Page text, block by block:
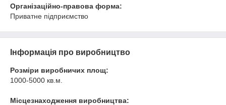
Організаційно-правова форма:
Приватне підприємство
Інформація про виробництво
Розміри виробничих площ:
1000-5000 кв.м.
Місцезнаходження виробництва: